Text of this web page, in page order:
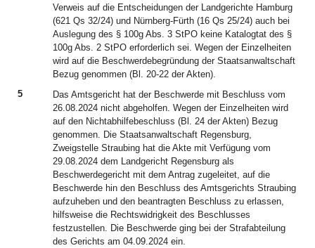
Verweis auf die Entscheidungen der Landgerichte Hamburg
(621 Qs 32/24) und Nürnberg-Fürth (16 Qs 25/24) auch bei
Auslegung des § 100g Abs. 3 StPO keine Katalogtat des §
100g Abs. 2 StPO erforderlich sei. Wegen der Einzelheiten
wird auf die Beschwerdebegründung der Staatsanwaltschaft
Bezug genommen (Bl. 20-22 der Akten).
5
Das Amtsgericht hat der Beschwerde mit Beschluss vom
26.08.2024 nicht abgeholfen. Wegen der Einzelheiten wird
auf den Nichtabhilfebeschluss (Bl. 24 der Akten) Bezug
genommen. Die Staatsanwaltschaft Regensburg,
Zweigstelle Straubing hat die Akte mit Verfügung vom
29.08.2024 dem Landgericht Regensburg als
Beschwerdegericht mit dem Antrag zugeleitet, auf die
Beschwerde hin den Beschluss des Amtsgerichts Straubing
aufzuheben und den beantragten Beschluss zu erlassen,
hilfsweise die Rechtswidrigkeit des Beschlusses
festzustellen. Die Beschwerde ging bei der Strafabteilung
des Gerichts am 04.09.2024 ein.